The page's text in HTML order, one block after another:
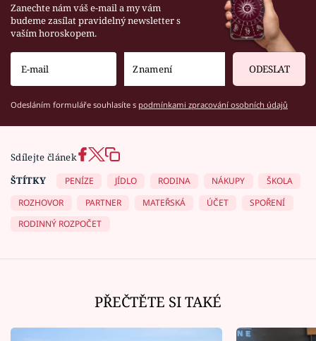
Zanechte nám váš e-mail a my vám
budeme zasílat pravidelný newsletter s
vaším horoskopem.
ODESLAT
Odesláním formuláře souhlasíte s podmínkami zpracování osobních údajů
Sdílejte článek
ŠTÍTKY
PENÍZE JÍDLO RODINA NÁKUPY
ŠKOLA
ROZHOVOR
PARTNER MATEŘSKÁ ÚČET
SPOŘENÍ
RODINNÝ ROZPOČET
PŘEČTĚTE SI TAKÉ